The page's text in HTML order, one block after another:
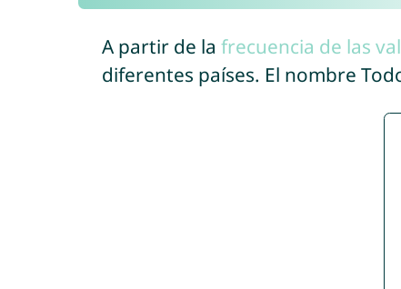
A partir de la frecuencia de las
diferentes países. El nombre